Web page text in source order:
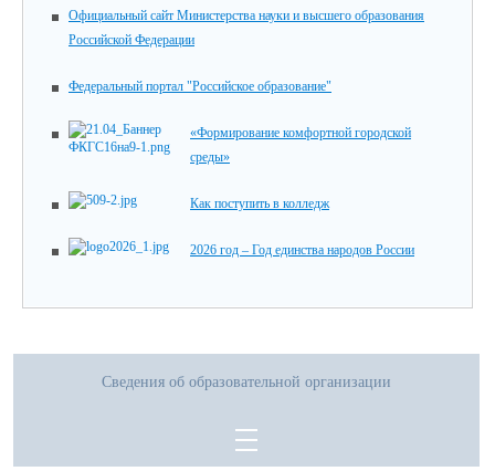
Официальный сайт Министерства науки и высшего образования
Российской Федерации
Федеральный портал "Российское образование"
«Формирование комфортной городской
среды»
Как поступить в колледж
2026 год – Год единства народов России
Сведения об образовательной организации